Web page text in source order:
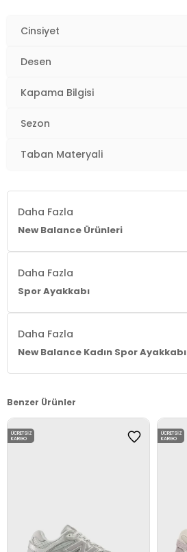
Cinsiyet
Desen
Kapama Bilgisi
Sezon
Taban Materyali
Daha Fazla
New Balance Ürünleri
Daha Fazla
Spor Ayakkabı
Daha Fazla
New Balance Kadın Spor Ayakkabı
Benzer Ürünler
ÜCRETSIZ
KARGO
ÜCRETSIZ
KARGO